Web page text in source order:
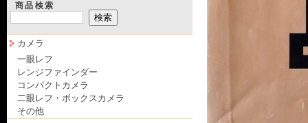
商品検索
カメラ
一眼レフ
レンジファインダー
コンパクトカメラ
二眼レフ・ボックスカメラ
その他